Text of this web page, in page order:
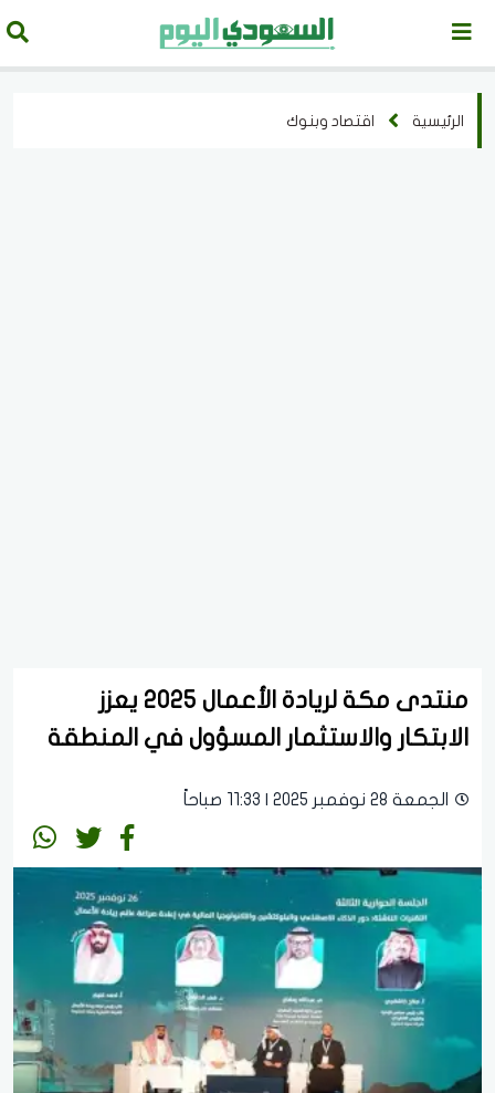
الرئيسية اقتصاد وبنوك
منتدى مكة لريادة الأعمال 2025 يعزز
الابتكار والاستثمار المسؤول في المنطقة
الجمعة 28 نوفمبر 2025 | 11:33 صباحاً